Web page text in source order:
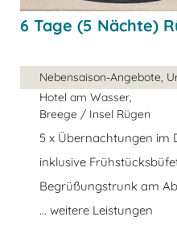
6 Tage (5 Nächte)
Nebensaison-Angebote,
Hotel am Wasser,
Breege / Insel Rügen
5 x Übernachtungen im
inklusive
Begrüßungstrunk am
... weitere Leistungen